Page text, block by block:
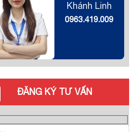
Khánh Linh
0963.419.009
ĐĂNG KÝ TƯ VẤN